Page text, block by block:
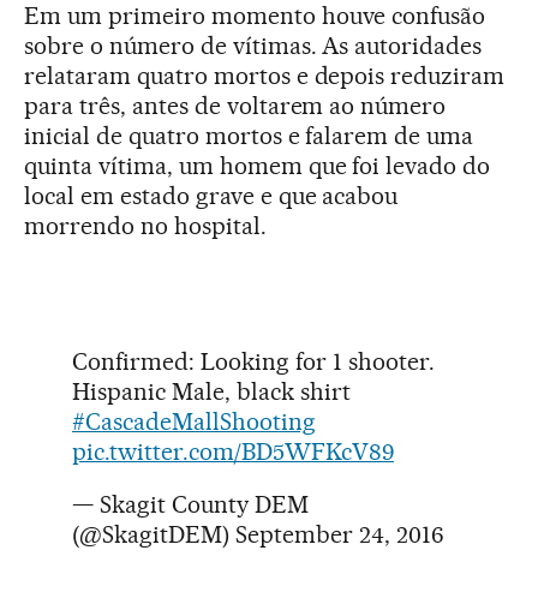
Em um primeiro momento houve confusão
sobre o número de vítimas. As autoridades
relataram quatro mortos e depois reduziram
para três, antes de voltarem ao número
inicial de quatro mortos e falarem de uma
quinta vítima, um homem que foi levado do
local em estado grave e que acabou
morrendo no hospital.
Confirmed: Looking for 1 shooter.
Hispanic Male, black shirt
#CascadeMallShooting
pic.twitter.com/BD5WFKcV89
— Skagit County DEM
(@SkagitDEM) September 24, 2016